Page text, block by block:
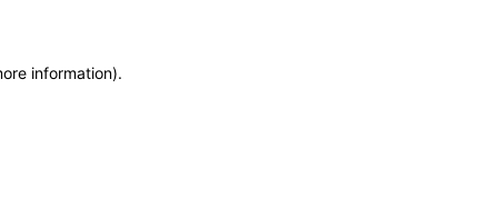
information).